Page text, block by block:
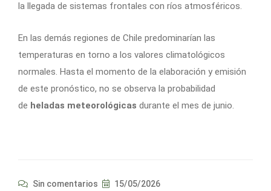
la llegada de sistemas frontales con ríos atmosféricos.
En las demás regiones de Chile predominarían las
temperaturas en torno a los valores climatológicos
normales. Hasta el momento de la elaboración y emisión
de este pronóstico, no se observa la probabilidad
de heladas meteorológicas durante el mes de junio.
Sin comentarios 15/05/2026